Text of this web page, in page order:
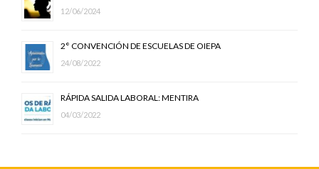
12/06/2024
2° CONVENCIÓN DE ESCUELAS DE OIEPA
24/08/2022
RÁPIDA SALIDA LABORAL: MENTIRA
04/03/2022